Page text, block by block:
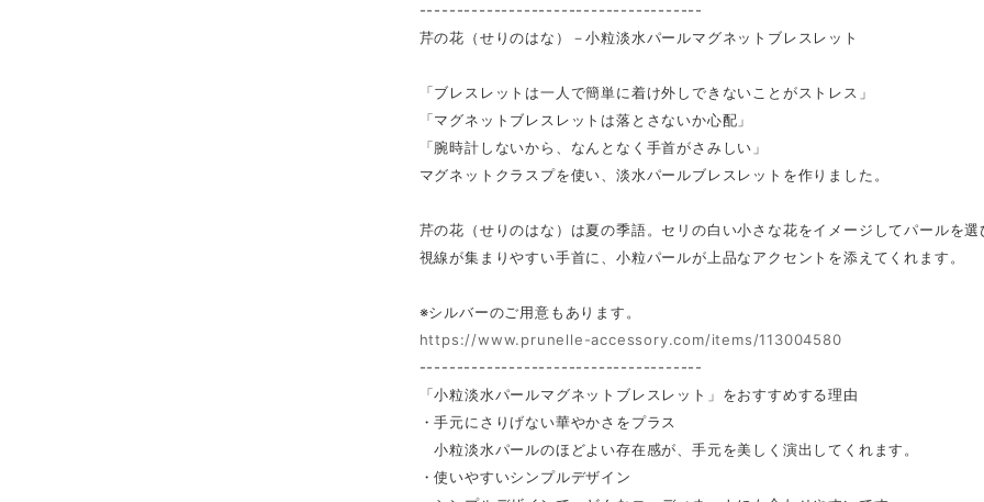
--------------------------------------
芹の花（せりのはな）－小粒淡水パールマグネットブレスレット
「ブレスレットは一人で簡単に着け外しできないことがストレス」
「マグネットブレスレットは落とさないか心配」
「腕時計しないから、なんとなく手首がさみしい」
マグネットクラスプを使い、淡水パールブレスレットを作りました。
芹の花（せりのはな）は夏の季語。セリの白い小さな花をイメージしてパールを選
視線が集まりやすい手首に、小粒パールが上品なアクセントを添えてくれます。
※シルバーのご用意もあります。
https://www.prunelle-accessory.com/items/113004580
--------------------------------------
「小粒淡水パールマグネットブレスレット」をおすすめする理由
・手元にさりげない華やかさをプラス
小粒淡水パールのほどよい存在感が、手元を美しく演出してくれます。
・使いやすいシンプルデザイン